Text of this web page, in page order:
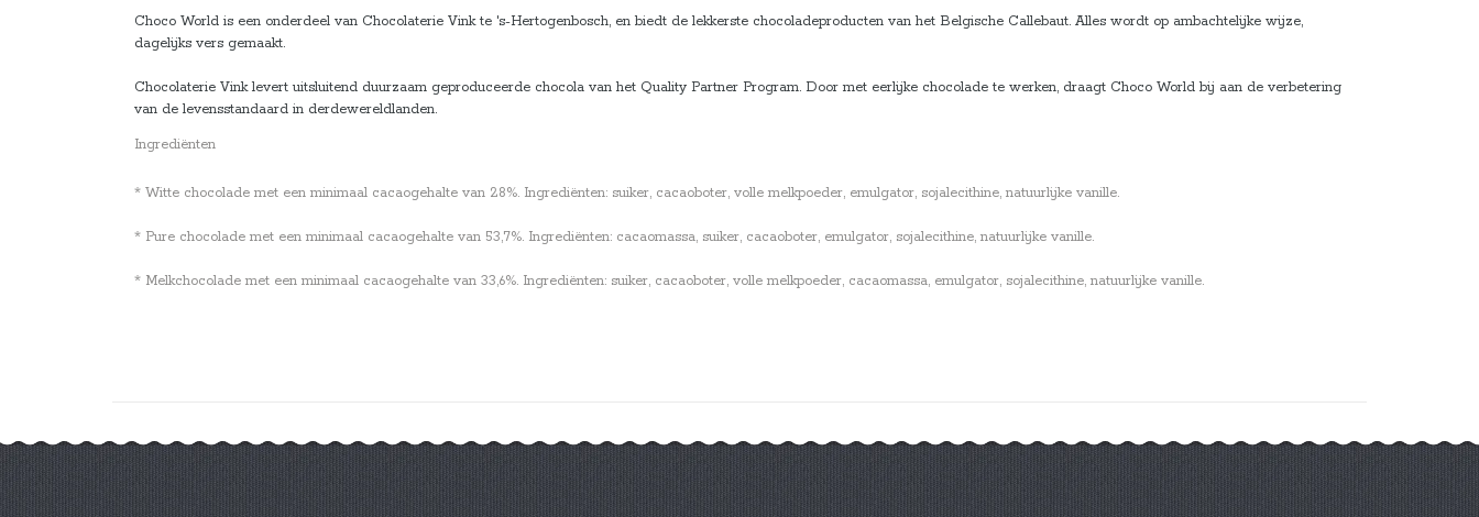
Choco World is een onderdeel van Chocolaterie Vink te 's-Hertogenbosch, en biedt de lekkerste chocoladeproducten van het Belgische Callebaut. Alles wordt op ambachtelijke wijze,
dagelijks vers gemaakt.
Chocolaterie Vink levert uitsluitend duurzaam geproduceerde chocola van het Quality Partner Program. Door met eerlijke chocolade te werken, draagt Choco World bij aan de verbetering
van de levensstandaard in derdewereldlanden.
Ingrediënten
* Witte chocolade met een minimaal cacaogehalte van 28%. Ingrediënten: suiker, cacaoboter, volle melkpoeder, emulgator, sojalecithine, natuurlijke vanille.
* Pure chocolade met een minimaal cacaogehalte van 53,7%. Ingrediënten: cacaomassa, suiker, cacaoboter, emulgator, sojalecithine, natuurlijke vanille.
* Melkchocolade met een minimaal cacaogehalte van 33,6%. Ingrediënten: suiker, cacaoboter, volle melkpoeder, cacaomassa, emulgator, sojalecithine, natuurlijke vanille.